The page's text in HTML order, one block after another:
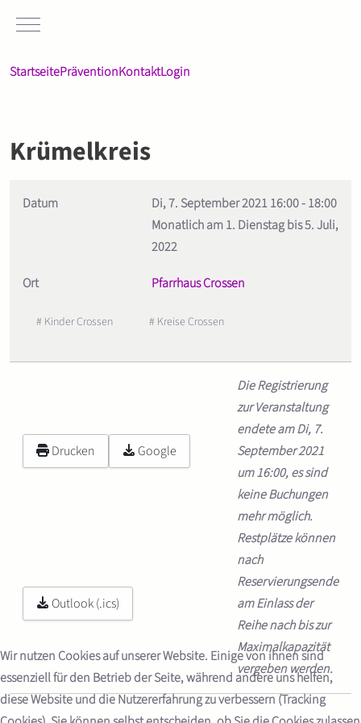
Mobile Menu Toggle
StartseitePräventionKontaktLogin
Krümelkreis
Datum Di, 7. September 202116:00-18:00
Monatlich am 1. Dienstag bis 5. Juli,
2022
Ort Pfarrhaus Crossen
# Kinder Crossen # Kreise Crossen
Drucken Google
Outlook (.ics)
Die Registrierung
zur Veranstaltung
endete am Di, 7.
September 2021
um 16:00, es sind
keine Buchungen
mehr möglich.
Restplätze können
nach
Reservierungsende
am Einlass der
Reihe nach bis zur
Maximalkapazität
vergeben werden.
Wir nutzen Cookies auf unserer Website. Einige von ihnen sind
essenziell für den Betrieb der Seite, während andere uns helfen,
diese Website und die Nutzererfahrung zu verbessern (Tracking